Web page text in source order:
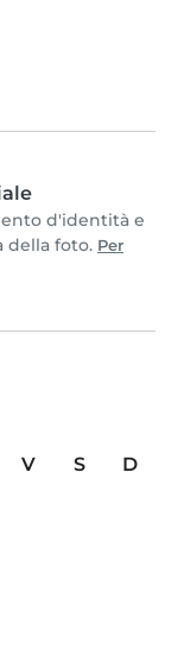
d'identità e
della foto. Per
V S
D